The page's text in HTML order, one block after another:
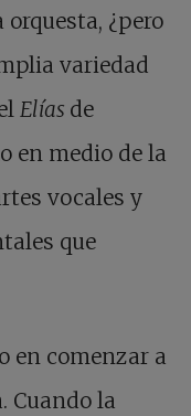
¿pero
variedad
Elías de
en medio de la
vocales y
que
en comenzar a
Cuando la